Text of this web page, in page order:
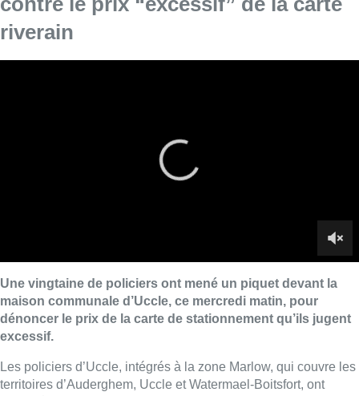
riverain
Les policiers d’Uccle, intégrés à la zone Marlow, qui couvre les
territoires d’Auderghem, Uccle et Watermael-Boitsfort, ont
agents doivent en effet payer 200 euros par an pour obtenir une
carte riverain et pouvoir ainsi stationner leur véhicule avant leur
Les syndicats demandent que les autorités communales
diminuent ce tarif à 75 euros, soit celui demandé aux
enseignants de la commune, voire à 50 euros, comme dans
certaines autres communes. Uccle, pour sa part, réplique en
affirmant qu’elle ne souhaite pas faire d’exceptions.
Reportage deMarie-Noëlle DinantetJennifer Fuks